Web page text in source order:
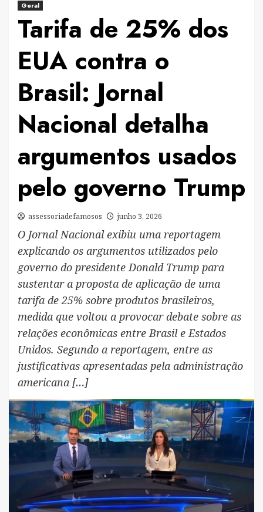
Geral
Tarifa de 25% dos
EUA contra o
Brasil: Jornal
Nacional detalha
argumentos usados
pelo governo Trump
assessoriadefamosos junho 3, 2026
O Jornal Nacional exibiu uma reportagem
explicando os argumentos utilizados pelo
governo do presidente Donald Trump para
sustentar a proposta de aplicação de uma
tarifa de 25% sobre produtos brasileiros,
medida que voltou a provocar debate sobre as
relações econômicas entre Brasil e Estados
Unidos. Segundo a reportagem, entre as
justificativas apresentadas pela administração
americana […]